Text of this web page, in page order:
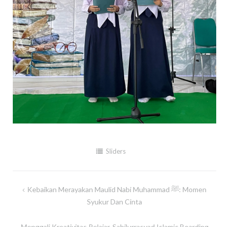
Sliders
Kebaikan Merayakan Maulid Nabi Muhammad ﷺ: Momen
Syukur Dan Cinta